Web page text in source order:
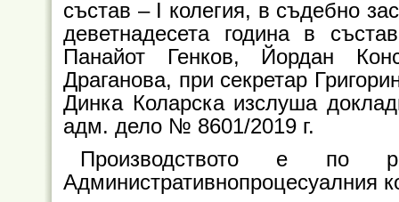
състав – I колегия, в съдебно
деветнадесета година в
Панайот Генков, Йордан
Драганова, при секретар
Динка Коларска изслуша
адм. дело № 8601/2019 г.
Производството е
Административнопроцесуалния